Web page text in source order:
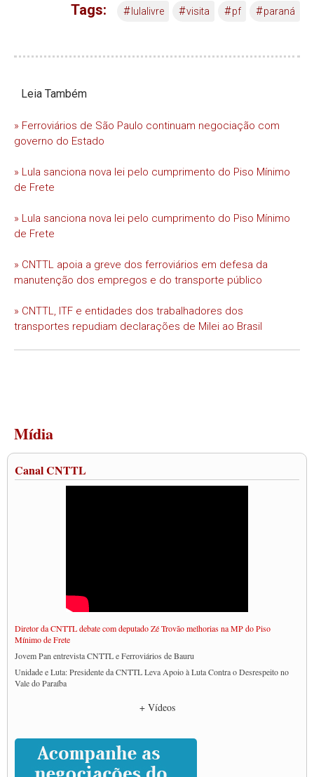
Tags: # lulalivre #visita #pf #paraná
Leia Também
» Ferroviários de São Paulo continuam negociação com
governo do Estado
» Lula sanciona nova lei pelo cumprimento do Piso Mínimo
de Frete
» Lula sanciona nova lei pelo cumprimento do Piso Mínimo
de Frete
» CNTTL apoia a greve dos ferroviários em defesa da
manutenção dos empregos e do transporte público
» CNTTL, ITF e entidades dos trabalhadores dos
transportes repudiam declarações de Milei ao Brasil
Mídia
Canal CNTTL
Diretor da CNTTL debate com deputado Zé Trovão melhorias na MP do Piso
Mínimo de Frete
Jovem Pan entrevista CNTTL e Ferroviários de Bauru
Unidade e Luta: Presidente da CNTTL Leva Apoio à Luta Contra o Desrespeito no
Vale do Paraíba
Caminhoneiros prometem paralisação e cobram diálogo com Lula
CNTTL e lideranças de caminhoneiros participam de debate sobre saúde nas
rodovias
+ Vídeos